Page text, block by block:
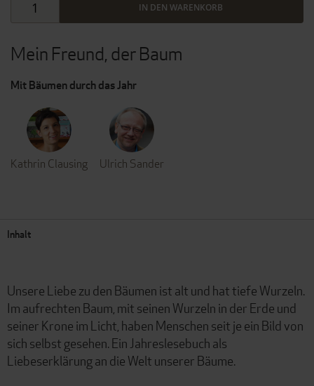
Mein Freund, der Baum
Mit Bäumen durch das Jahr
Kathrin Clausing Ulrich Sander
IN DEN WARENKORB
Inhalt
Unsere Liebe zu den Bäumen ist alt und hat tiefe Wurzeln.
Im aufrechten Baum, mit seinen Wurzeln in der Erde und
seiner Krone im Licht, haben Menschen seit je ein Bild von
sich selbst gesehen. Ein Jahreslesebuch als
Liebeserklärung an die Welt unserer Bäume.